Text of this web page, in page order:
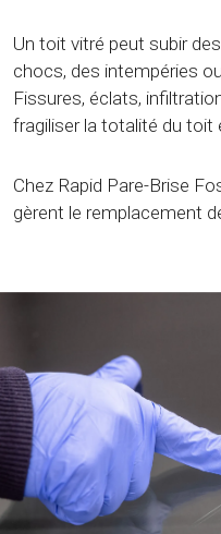
Un toit vitré peut subir
chocs, des intempéries
Fissures, éclats,
fragiliser la totalité du
Chez Rapid Pare-Brise
gèrent le remplacement